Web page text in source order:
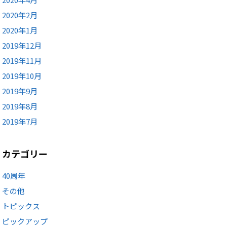
2020年2月
2020年1月
2019年12月
2019年11月
2019年10月
2019年9月
2019年8月
2019年7月
カテゴリー
40周年
その他
トピックス
ピックアップ